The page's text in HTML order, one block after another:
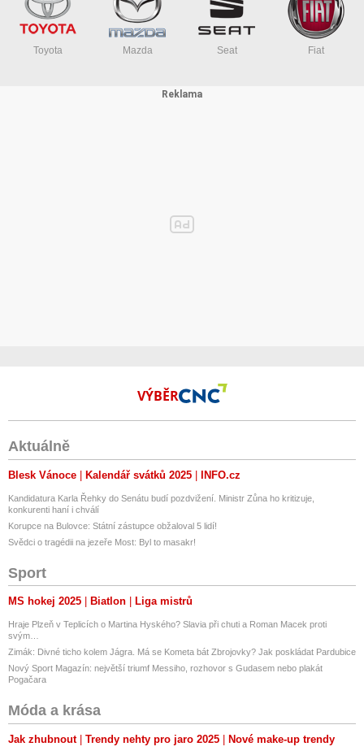
Toyota Mazda Seat Fiat
VÝBĚR
Aktuálně
Blesk Vánoce Kalendář svátků 2025 INFO.cz
Kandidatura Karla Řehky do Senátu budí pozdvižení. Ministr Zůna ho kritizuje,
konkurenti haní i chválí
Korupce na Bulovce: Státní zástupce obžaloval 5 lidí!
Svědci o tragédii na jezeře Most: Byl to masakr!
Sport
MS hokej 2025 Biatlon Liga mistrů
Hraje Plzeň v Teplicích o Martina Hyského? Slavia při chuti a Roman Macek proti
svým…
Zimák: Divné ticho kolem Jágra. Má se Kometa bát Zbrojovky? Jak poskládat Pardubice
Nový Sport Magazín: největší triumf Messiho, rozhovor s Gudasem nebo plakát
Pogačara
Móda a krása
Jak zhubnout Trendy nehty pro jaro 2025 Nové make-up trendy